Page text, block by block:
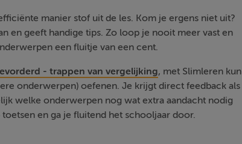
manier stof uit de les. Kom je ergens niet uit?
en geeft handige tips. Zo loop je nooit meer vast en
een fluitje van een cent.
- trappen van vergelijking, met Slimleren kun
onderwerpen) oefenen. Je krijgt direct feedback als
welke onderwerpen nog wat extra aandacht nodig
en ga je fluitend het schooljaar door.